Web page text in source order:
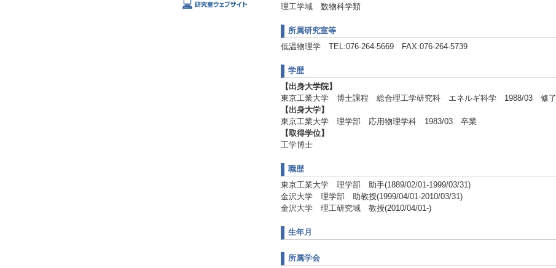
理工学域 数物科学類
所属研究室等
低温物理学 TEL:076-264-5669 FAX:076-264-5739
学歴
【出身大学院】
東京工業大学 博士課程 総合理工学研究科 エネルギ科学 1988/03 修了
【出身大学】
東京工業大学 理学部 応用物理学科 1983/03 卒業
【取得学位】
工学博士
職歴
東京工業大学 理学部 助手(1889/02/01-1999/03/31)
金沢大学 理学部 助教授(1999/04/01-2010/03/31)
金沢大学 理工研究域 教授(2010/04/01-)
生年月
所属学会